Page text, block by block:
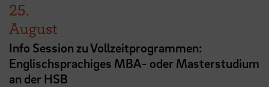
25.
August
Info Session zu Vollzeitprogrammen:
Englischsprachiges MBA- oder Masterstudium
an der HSB